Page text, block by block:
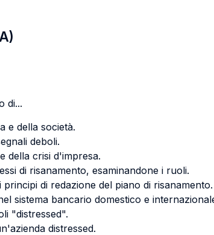
di...
e della società.
deboli.
della crisi d'impresa.
di risanamento, esaminandone i ruoli.
di redazione del piano di risanamento.
sistema bancario domestico e
"distressed".
distressed.